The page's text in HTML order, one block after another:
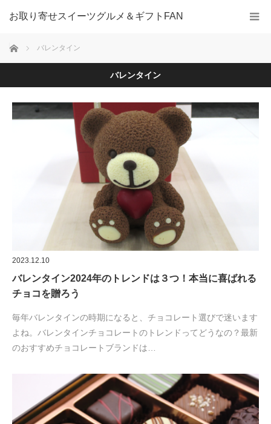
お取り寄せスイーツグルメ＆ギフトFAN
ホーム バレンタイン
バレンタイン
2023.12.10
バレンタイン2024年のトレンドは３つ！本当に喜ばれる
チョコを贈ろう
毎年バレンタインの時期になると、チョコレート選びで迷います
よね。バレンタインチョコレートのトレンドってどうなの？最新
のおすすめチョコレートブランドは…